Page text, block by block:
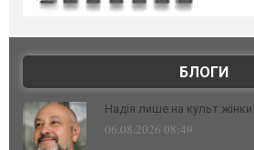
БЛОГИ
Надія лише на культ жінки
06.08.2026 08:49